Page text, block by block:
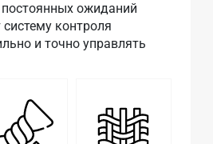
ожиданий
контроля
и точно управлять